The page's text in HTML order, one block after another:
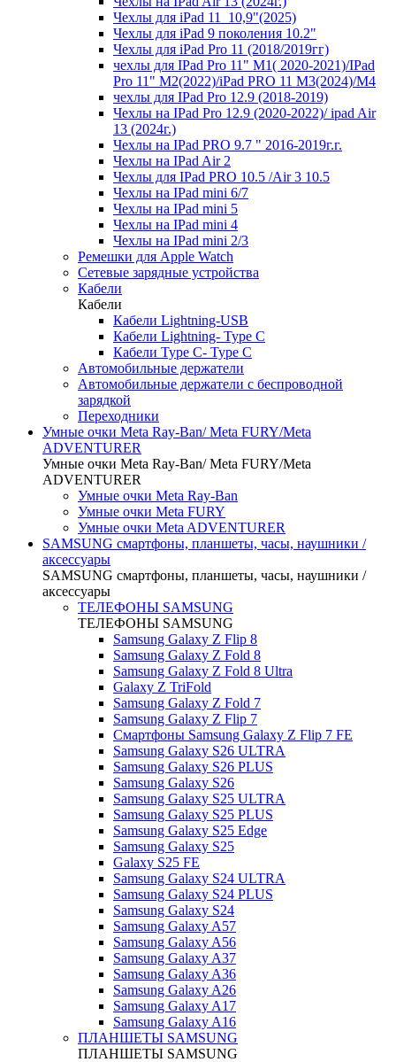
Чехлы для iPad 11_10,9"(2025)
Чехлы для iPad 9 поколения 10.2"
Чехлы для iPad Pro 11 (2018/2019гг)
чехлы для IPad Pro 11" М1( 2020-2021)/IPad
Pro 11" М2(2022)/iPad PRO 11 M3(2024)/M4
чехлы для IPad Pro 12.9 (2018-2019)
Чехлы на IPad Pro 12.9 (2020-2022)/ ipad Air
13 (2024г.)
Чехлы на IPad PRO 9.7 " 2016-2019г.г.
Чехлы на IPad Air 2
Чехлы для IPad PRO 10.5 /Air 3 10.5
Чехлы на IPad mini 6/7
Чехлы на IPad mini 5
Чехлы на IPad mini 4
Чехлы на IPad mini 2/3
Ремешки для Apple Watch
Сетевые зарядные устройства
Кабели
Кабели
Кабели Lightning-USB
Кабели Lightning- Type C
Кабели Type C- Type C
Автомобильные держатели
Автомобильные держатели с беспроводной
зарядкой
Переходники
Умные очки Meta Ray-Ban/ Meta FURY/Meta
ADVENTURER
Умные очки Meta Ray-Ban/ Meta FURY/Meta
ADVENTURER
Умные очки Meta Ray-Ban
Умные очки Meta FURY
Умные очки Meta ADVENTURER
SAMSUNG cмартфоны, планшеты, часы, наушники /
аксессуары
SAMSUNG cмартфоны, планшеты, часы, наушники /
аксессуары
ТЕЛЕФОНЫ SAMSUNG
ТЕЛЕФОНЫ SAMSUNG
Samsung Galaxy Z Flip 8
Samsung Galaxy Z Fold 8
Samsung Galaxy Z Fold 8 Ultra
Galaxy Z TriFold
Samsung Galaxy Z Fold 7
Samsung Galaxy Z Flip 7
Смартфоны Samsung Galaxy Z Flip 7 FE
Samsung Galaxy S26 ULTRA
Samsung Galaxy S26 PLUS
Samsung Galaxy S26
Samsung Galaxy S25 ULTRA
Samsung Galaxy S25 PLUS
Samsung Galaxy S25 Edge
Samsung Galaxy S25
Galaxy S25 FE
Samsung Galaxy S24 ULTRA
Samsung Galaxy S24 PLUS
Samsung Galaxy S24
Samsung Galaxy A57
Samsung Galaxy A56
Samsung Galaxy A37
Samsung Galaxy A36
Samsung Galaxy A26
Samsung Galaxy A17
Samsung Galaxy A16
ПЛАНШЕТЫ SAMSUNG
ПЛАНШЕТЫ SAMSUNG